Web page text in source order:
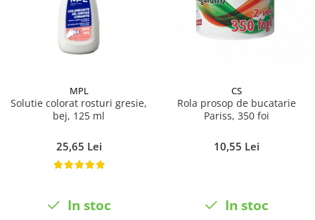
MPL
Solutie colorat rosturi gresie,
bej, 125 ml
25,65 Lei
In stoc
CS
Rola prosop de bucatarie
Pariss, 350 foi
10,55 Lei
In stoc